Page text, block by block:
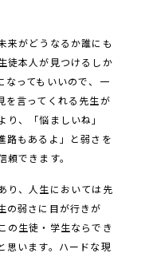
来がどうなるか誰にも
徒本人が見つけるしか
なってもいいので、一
を言ってくれる先生が
、「悩ましいね」
路もあるよ」と弱さを
できます。
り、人生においては先
の弱さに目が行きが
の生徒・学生ならでき
思います。ハードな現